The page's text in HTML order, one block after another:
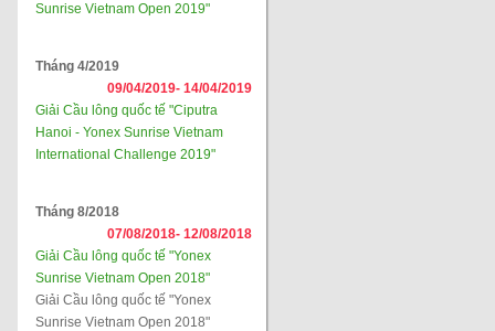
Sunrise Vietnam Open 2019"
Tháng 4/2019
09/04/2019- 14/04/2019
Giải Cầu lông quốc tế "Ciputra
Hanoi - Yonex Sunrise Vietnam
International Challenge 2019"
Tháng 8/2018
07/08/2018- 12/08/2018
Giải Cầu lông quốc tế "Yonex
Sunrise Vietnam Open 2018"
Giải Cầu lông quốc tế "Yonex
Sunrise Vietnam Open 2018"